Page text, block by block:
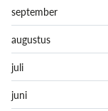
september
augustus
juli
juni